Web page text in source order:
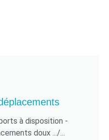
à disposition -
doux .../...